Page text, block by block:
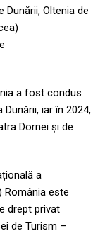
Dunării, Oltenia de
a fost condus
iar în 2024,
Dornei și de
a
România este
drept privat
de Turism –